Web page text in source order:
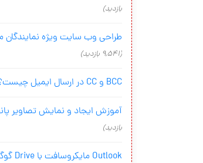
بازدید)
طراحی وب سایت ویژه
(9,541 بازدید)
BCC و CC در ارسال ایمیل چیست؟...
آموزش ایجاد و نمایش تصاویر
بازدید)
Outlook مایکروسافت با Drive گوگل سازگ...